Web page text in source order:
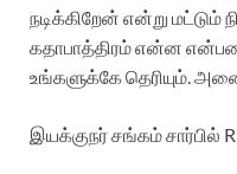
நடிக்கிறேன் என்று
கதாபாத்திரம் என்ன
உங்களுக்கே தெரியும்.
இயக்குநர் சங்கம் சார்பில் R